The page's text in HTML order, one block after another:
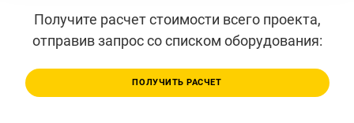
Получите расчет стоимости всего проекта,
отправив запрос со списком оборудования:
ПОЛУЧИТЬ РАСЧЕТ